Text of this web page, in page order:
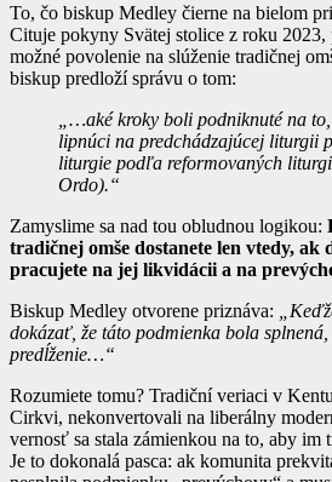
To, čo biskup Medley čierne na bielom
Cituje pokyny Svätej stolice z roku
možné povolenie na slúženie tradičnej
biskup predloží správu o tom:
„…aké kroky boli podniknuté na
lipnúci na predchádzajúcej liturgii
liturgie podľa reformovaných
Ordo).“
Zamyslime sa nad tou obludnou logikou:
tradičnej omše dostanete len vtedy, ak
pracujete na jej likvidácii a na
Biskup Medley otvorene priznáva:
dokázať, že táto podmienka bola
predĺženie…“
Rozumiete tomu? Tradiční veriaci v
Cirkvi, nekonvertovali na liberálny
vernosť sa stala zámienkou na to, aby im
Je to dokonalá pasca: ak komunita